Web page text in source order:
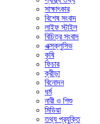
সাক্ষাৎকার
বিশেষ সংবাদ
লাইফ স্টাইল
বিচিত্র সংবাদ
এক্সক্লুসিভ
কৃষি
ফিচার
ক্রীড়া
বিনোদন
ধর্ম
নারী ও শিশু
মিডিয়া
তথ্য প্রযুক্তি